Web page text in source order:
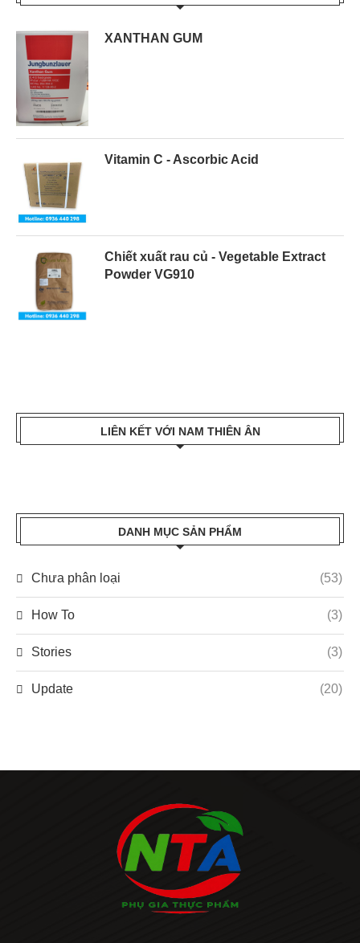
XANTHAN GUM
Vitamin C - Ascorbic Acid
Chiết xuất rau củ - Vegetable Extract
Powder VG910
LIÊN KẾT VỚI NAM THIÊN ÂN
DANH MỤC SẢN PHẨM
Chưa phân loại (53)
How To (3)
Stories (3)
Update (20)